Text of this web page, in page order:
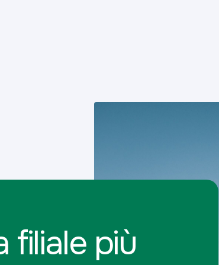
filiale più